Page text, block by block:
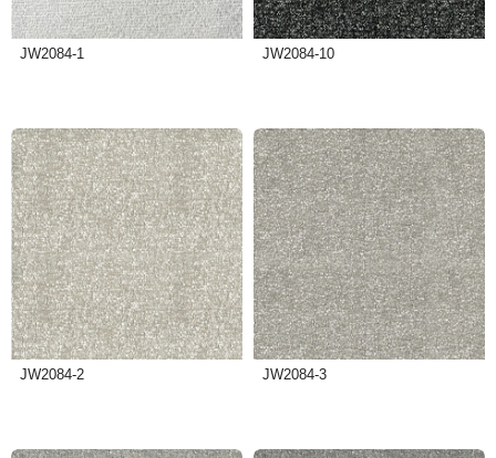
JW2084-1 JW2084-10
JW2084-2 JW2084-3